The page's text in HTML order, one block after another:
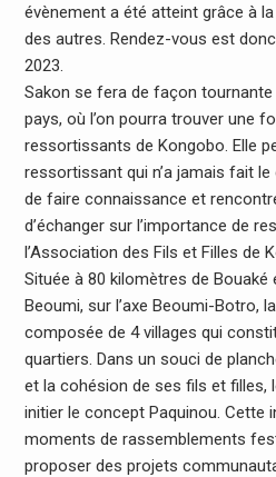
évènement a été atteint grâce à
des autres. Rendez-vous est
2023.
Sakon se fera de façon tournante
pays, où l’on pourra trouver une
ressortissants de Kongobo. Elle
ressortissant qui n’a jamais fait
de faire connaissance et
d’échanger sur l’importance de
l’Association des Fils et Filles de
Située à 80 kilomètres de Bouaké
Beoumi, sur l’axe Beoumi-Botro,
composée de 4 villages qui
quartiers. Dans un souci de
et la cohésion de ses fils et filles,
initier le concept Paquinou. Cette
moments de rassemblements
proposer des projets